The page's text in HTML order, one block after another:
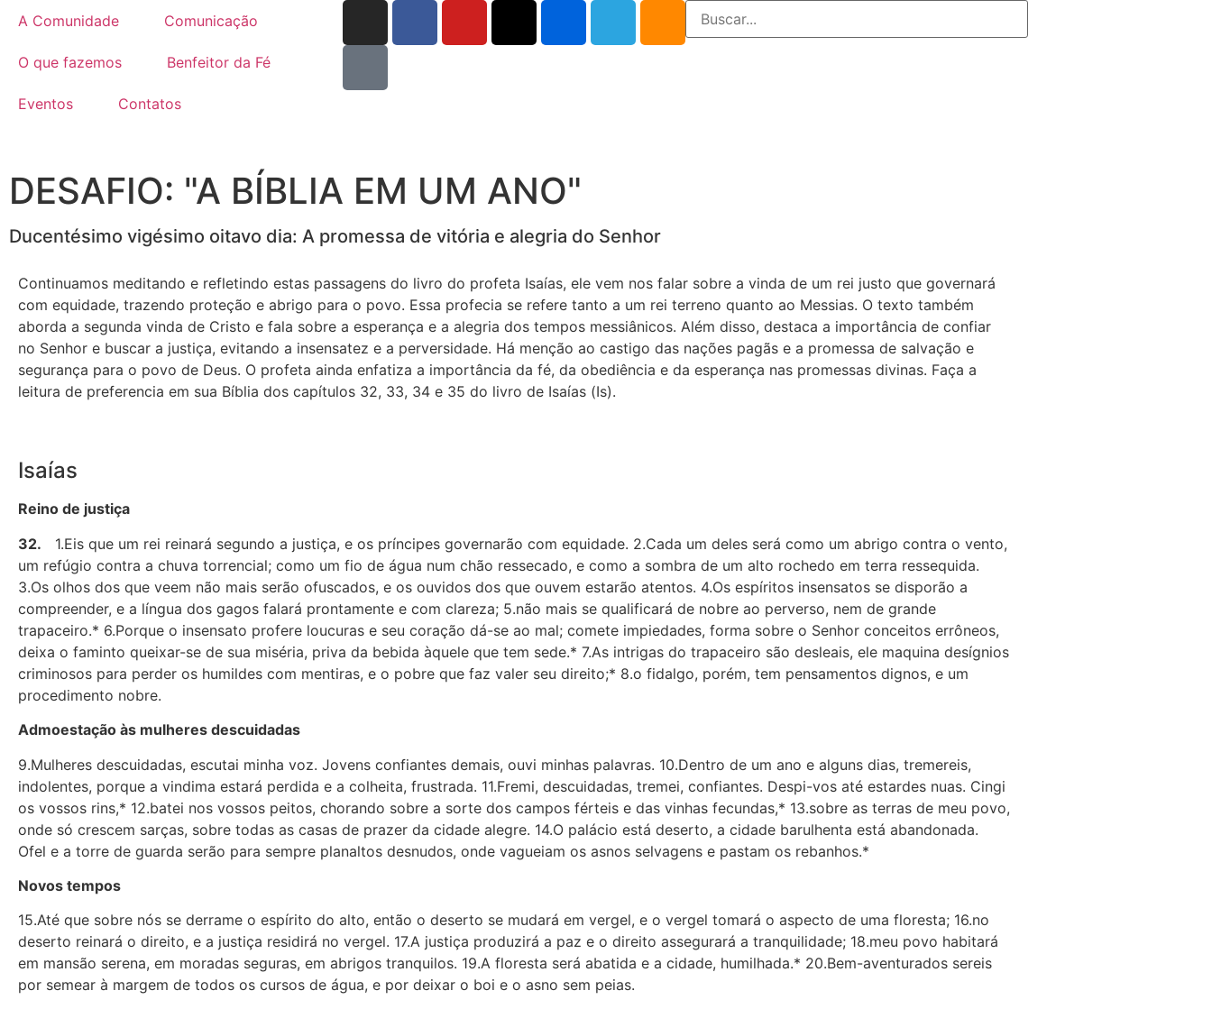
A Comunidade Comunicação
O que fazemos Benfeitor da Fé
Eventos Contatos
DESAFIO: "A BÍBLIA EM UM ANO"
Ducentésimo vigésimo oitavo dia: A promessa de vitória e alegria do Senhor
Continuamos meditando e refletindo estas passagens do livro do profeta Isaías, ele vem nos falar sobre a vinda de um rei justo que governará
com equidade, trazendo proteção e abrigo para o povo. Essa profecia se refere tanto a um rei terreno quanto ao Messias. O texto também
aborda a segunda vinda de Cristo e fala sobre a esperança e a alegria dos tempos messiânicos. Além disso, destaca a importância de confiar
no Senhor e buscar a justiça, evitando a insensatez e a perversidade. Há menção ao castigo das nações pagãs e a promessa de salvação e
segurança para o povo de Deus. O profeta ainda enfatiza a importância da fé, da obediência e da esperança nas promessas divinas. Faça a
leitura de preferencia em sua Bíblia dos capítulos 32, 33, 34 e 35 do livro de Isaías (Is).
Isaías
Reino de justiça
32. 1.Eis que um rei reinará segundo a justiça, e os príncipes governarão com equidade. 2.Cada um deles será como um abrigo contra o vento,
um refúgio contra a chuva torrencial; como um fio de água num chão ressecado, e como a sombra de um alto rochedo em terra ressequida.
3.Os olhos dos que veem não mais serão ofuscados, e os ouvidos dos que ouvem estarão atentos. 4.Os espíritos insensatos se disporão a
compreender, e a língua dos gagos falará prontamente e com clareza; 5.não mais se qualificará de nobre ao perverso, nem de grande
trapaceiro.* 6.Porque o insensato profere loucuras e seu coração dá-se ao mal; comete impiedades, forma sobre o Senhor conceitos errôneos,
deixa o faminto queixar-se de sua miséria, priva da bebida àquele que tem sede.* 7.As intrigas do trapaceiro são desleais, ele maquina desígnios
criminosos para perder os humildes com mentiras, e o pobre que faz valer seu direito;* 8.o fidalgo, porém, tem pensamentos dignos, e um
procedimento nobre.
Admoestação às mulheres descuidadas
9.Mulheres descuidadas, escutai minha voz. Jovens confiantes demais, ouvi minhas palavras. 10.Dentro de um ano e alguns dias, tremereis,
indolentes, porque a vindima estará perdida e a colheita, frustrada. 11.Fremi, descuidadas, tremei, confiantes. Despi-vos até estardes nuas. Cingi
os vossos rins,* 12.batei nos vossos peitos, chorando sobre a sorte dos campos férteis e das vinhas fecundas,* 13.sobre as terras de meu povo,
onde só crescem sarças, sobre todas as casas de prazer da cidade alegre. 14.O palácio está deserto, a cidade barulhenta está abandonada.
Ofel e a torre de guarda serão para sempre planaltos desnudos, onde vagueiam os asnos selvagens e pastam os rebanhos.*
Novos tempos
15.Até que sobre nós se derrame o espírito do alto, então o deserto se mudará em vergel, e o vergel tomará o aspecto de uma floresta; 16.no
deserto reinará o direito, e a justiça residirá no vergel. 17.A justiça produzirá a paz e o direito assegurará a tranquilidade; 18.meu povo habitará
em mansão serena, em moradas seguras, em abrigos tranquilos. 19.A floresta será abatida e a cidade, humilhada.* 20.Bem-aventurados sereis
por semear à margem de todos os cursos de água, e por deixar o boi e o asno sem peias.